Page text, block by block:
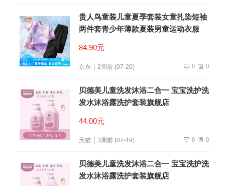
贵人鸟童装儿童夏季套装女童扎染短袖
两件套青少年薄款夏装男童运动衣服
84.90元
京东 2周前 (07-20) 0 0
贝德美儿童洗发沐浴二合一 宝宝洗护洗
发水沐浴露洗护套装旗舰店
44.00元
天猫 3周前 (07-19) 0 0
贝德美儿童洗发沐浴二合一 宝宝洗护洗
发水沐浴露洗护套装旗舰店